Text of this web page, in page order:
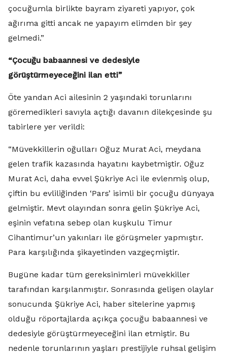
çocuğumla birlikte bayram ziyareti yapıyor, çok
ağırıma gitti ancak ne yapayım elimden bir şey
gelmedi.”
“Çocuğu babaannesi ve dedesiyle
görüştürmeyeceğini ilan etti”
Öte yandan Aci ailesinin 2 yaşındaki torunlarını
göremedikleri savıyla açtığı davanın dilekçesinde şu
tabirlere yer verildi:
“Müvekkillerin oğulları Oğuz Murat Aci, meydana
gelen trafik kazasında hayatını kaybetmiştir. Oğuz
Murat Aci, daha evvel Şükriye Aci ile evlenmiş olup,
çiftin bu evliliğinden ‘Pars’ isimli bir çocuğu dünyaya
gelmiştir. Mevt olayından sonra gelin Şükriye Aci,
eşinin vefatına sebep olan kuşkulu Timur
Cihantimur’un yakınları ile görüşmeler yapmıştır.
Para karşılığında şikayetinden vazgeçmiştir.
Bugüne kadar tüm gereksinimleri müvekkiller
tarafından karşılanmıştır. Sonrasında gelişen olaylar
sonucunda Şükriye Aci, haber sitelerine yapmış
olduğu röportajlarda açıkça çocuğu babaannesi ve
dedesiyle görüştürmeyeceğini ilan etmiştir. Bu
nedenle torunlarının yaşları prestijiyle ruhsal gelişim